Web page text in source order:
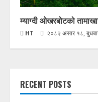
म्याग्दी ओखरबोटको
HT २०८२ असार १८,
RECENT POSTS